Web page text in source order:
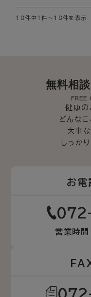
18件中1件～18件を表示
無料相
健康の
どんな
大事な
しっか
お電
営業時